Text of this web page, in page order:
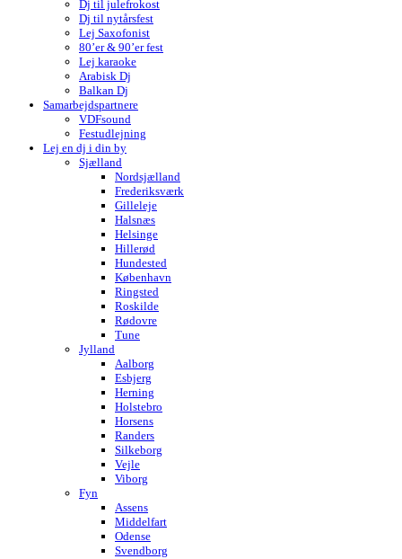
Dj til julefrokost
Dj til nytårsfest
Lej Saxofonist
80’er & 90’er fest
Lej karaoke
Arabisk Dj
Balkan Dj
Samarbejdspartnere
VDFsound
Festudlejning
Lej en dj i din by
Sjælland
Nordsjælland
Frederiksværk
Gilleleje
Halsnæs
Helsinge
Hillerød
Hundested
København
Ringsted
Roskilde
Rødovre
Tune
Jylland
Aalborg
Esbjerg
Herning
Holstebro
Horsens
Randers
Silkeborg
Vejle
Viborg
Fyn
Assens
Middelfart
Odense
Svendborg